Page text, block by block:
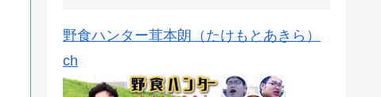
野食ハンター茸本朗（たけもとあきら）
ch